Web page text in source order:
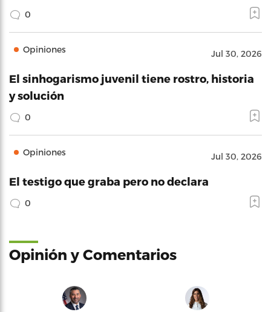
0
Opiniones Jul 30, 2026
El sinhogarismo juvenil tiene rostro, historia
y solución
0
Opiniones Jul 30, 2026
El testigo que graba pero no declara
0
Opinión y Comentarios